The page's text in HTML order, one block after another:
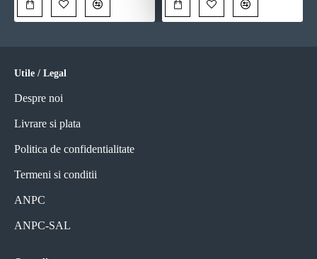
Utile / Legal
Despre noi
Livrare si plata
Politica de confidentialitate
Termeni si conditii
ANPC
ANPC-SAL